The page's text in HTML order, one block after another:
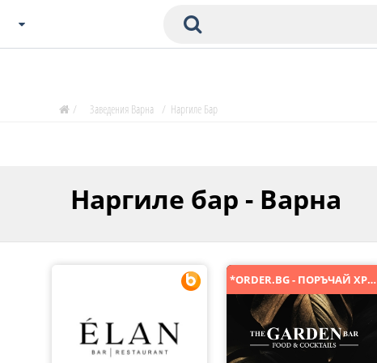
СОФИЯ
Банско
/ Заведения Варна / Наргиле Бар
Наргиле бар - Варна
*ORDER.BG - ПОРЪЧАЙ ХРАНА ОНЛАЙН*